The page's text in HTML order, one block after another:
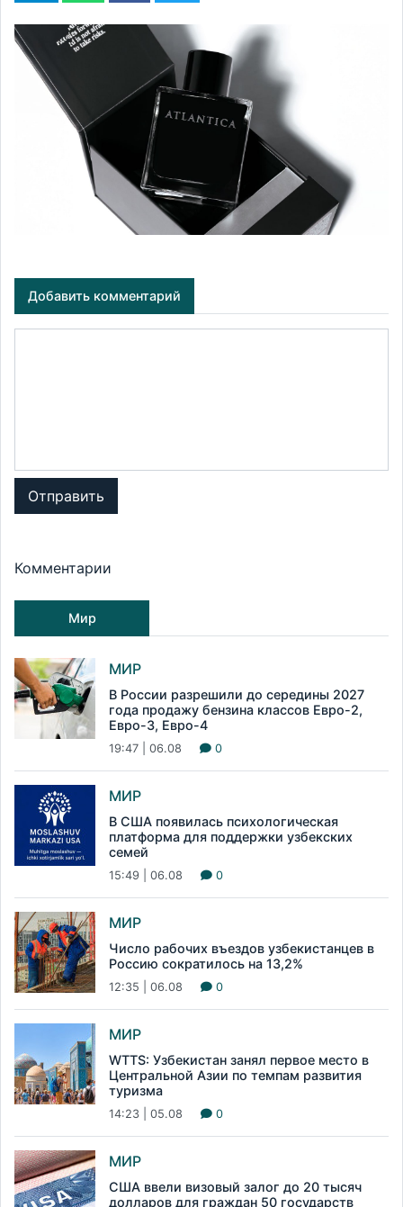
Добавить комментарий
Отправить
Комментарии
Мир
МИР
В России разрешили до середины 2027
года продажу бензина классов Евро-2,
Евро-3, Евро-4
19:47 | 06.08 0
МИР
В США появилась психологическая
платформа для поддержки узбекских
семей
15:49 | 06.08 0
МИР
Число рабочих въездов узбекистанцев в
Россию сократилось на 13,2%
12:35 | 06.08 0
МИР
WTTS: Узбекистан занял первое место в
Центральной Азии по темпам развития
туризма
14:23 | 05.08 0
МИР
США ввели визовый залог до 20 тысяч
долларов для граждан 50 государств